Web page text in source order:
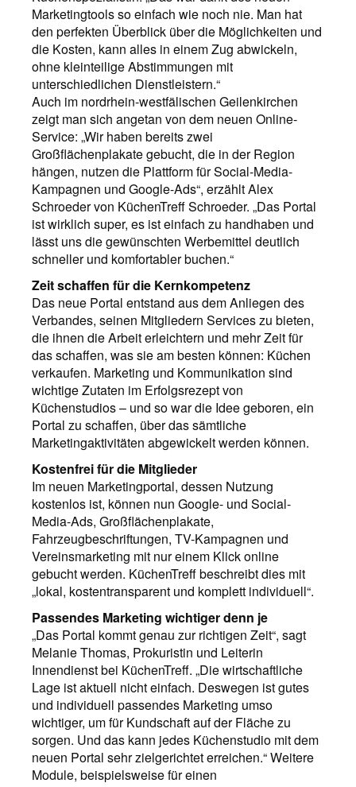
Marketingtools so einfach wie noch nie. Man hat
den perfekten Überblick über die Möglichkeiten und
die Kosten, kann alles in einem Zug abwickeln,
ohne kleinteilige Abstimmungen mit
unterschiedlichen Dienstleistern.“
Auch im nordrhein-westfälischen Geilenkirchen
zeigt man sich angetan von dem neuen Online-
Service: „Wir haben bereits zwei
Großflächenplakate gebucht, die in der Region
hängen, nutzen die Plattform für Social-Media-
Kampagnen und Google-Ads“, erzählt Alex
Schroeder von KüchenTreff Schroeder. „Das Portal
ist wirklich super, es ist einfach zu handhaben und
lässt uns die gewünschten Werbemittel deutlich
schneller und komfortabler buchen.“
Zeit schaffen für die Kernkompetenz
Das neue Portal entstand aus dem Anliegen des
Verbandes, seinen Mitgliedern Services zu bieten,
die ihnen die Arbeit erleichtern und mehr Zeit für
das schaffen, was sie am besten können: Küchen
verkaufen. Marketing und Kommunikation sind
wichtige Zutaten im Erfolgsrezept von
Küchenstudios – und so war die Idee geboren, ein
Portal zu schaffen, über das sämtliche
Marketingaktivitäten abgewickelt werden können.
Kostenfrei für die Mitglieder
Im neuen Marketingportal, dessen Nutzung
kostenlos ist, können nun Google- und Social-
Media-Ads, Großflächenplakate,
Fahrzeugbeschriftungen, TV-Kampagnen und
Vereinsmarketing mit nur einem Klick online
gebucht werden. KüchenTreff beschreibt dies mit
„lokal, kostentransparent und komplett individuell“.
Passendes Marketing wichtiger denn je
„Das Portal kommt genau zur richtigen Zeit“, sagt
Melanie Thomas, Prokuristin und Leiterin
Innendienst bei KüchenTreff. „Die wirtschaftliche
Lage ist aktuell nicht einfach. Deswegen ist gutes
und individuell passendes Marketing umso
wichtiger, um für Kundschaft auf der Fläche zu
sorgen. Und das kann jedes Küchenstudio mit dem
neuen Portal sehr zielgerichtet erreichen.“ Weitere
Module, beispielsweise für einen